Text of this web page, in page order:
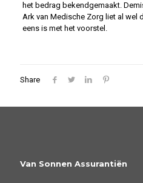
het bedrag bekendgemaakt.
Ark van Medische Zorg liet al wel
eens is met het voorstel.
Share
Van Sonnen Assurantiën